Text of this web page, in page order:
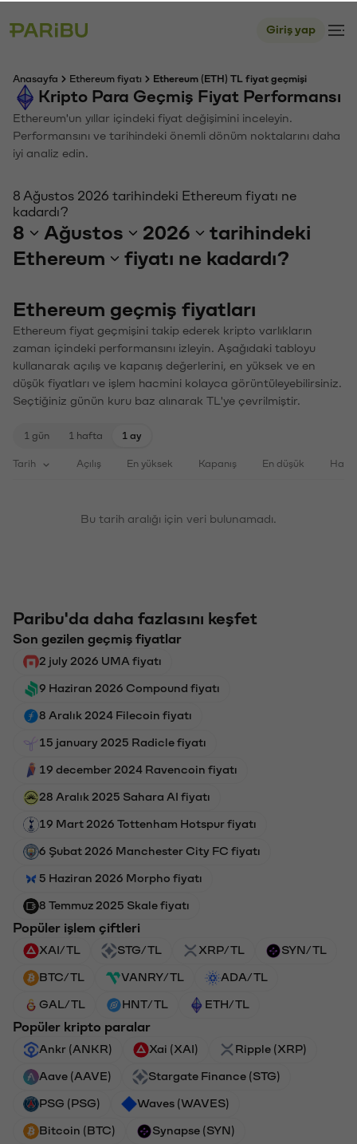
Giriş yap
Anasayfa Ethereum fiyatı Ethereum (ETH) TL fiyat geçmişi
Kripto Para Geçmiş Fiyat Performansı
Ethereum'un yıllar içindeki fiyat değişimini inceleyin.
Performansını ve tarihindeki önemli dönüm noktalarını daha
iyi analiz edin.
8 Ağustos 2026 tarihindeki Ethereum fiyatı ne
kadardı?
8 Ağustos 2026
tarihindeki
Ethereum
fiyatı ne kadardı?
Ethereum geçmiş fiyatları
Ethereum fiyat geçmişini takip ederek kripto varlıkların
zaman içindeki performansını izleyin. Aşağıdaki tabloyu
kullanarak açılış ve kapanış değerlerini, en yüksek ve en
düşük fiyatları ve işlem hacmini kolayca görüntüleyebilirsiniz.
Seçtiğiniz günün kuru baz alınarak TL'ye çevrilmiştir.
1 gün 1 hafta 1 ay
Tarih Açılış En yüksek Kapanış En düşük
Bu tarih aralığı için veri bulunamadı.
Paribu'da daha fazlasını keşfet
Son gezilen geçmiş fiyatlar
2 july 2026 UMA fiyatı
9 Haziran 2026 Compound fiyatı
8 Aralık 2024 Filecoin fiyatı
15 january 2025 Radicle fiyatı
19 december 2024 Ravencoin fiyatı
28 Aralık 2025 Sahara AI fiyatı
19 Mart 2026 Tottenham Hotspur fiyatı
6 Şubat 2026 Manchester City FC fiyatı
5 Haziran 2026 Morpho fiyatı
8 Temmuz 2025 Skale fiyatı
Popüler işlem çiftleri
XAI/TL STG/TL XRP/TL SYN/TL
BTC/TL VANRY/TL ADA/TL
GAL/TL HNT/TL ETH/TL
Popüler kripto paralar
Ankr (ANKR) Xai (XAI) Ripple (XRP)
Aave (AAVE) Stargate Finance (STG)
PSG (PSG) Waves (WAVES)
Bitcoin (BTC) Synapse (SYN)